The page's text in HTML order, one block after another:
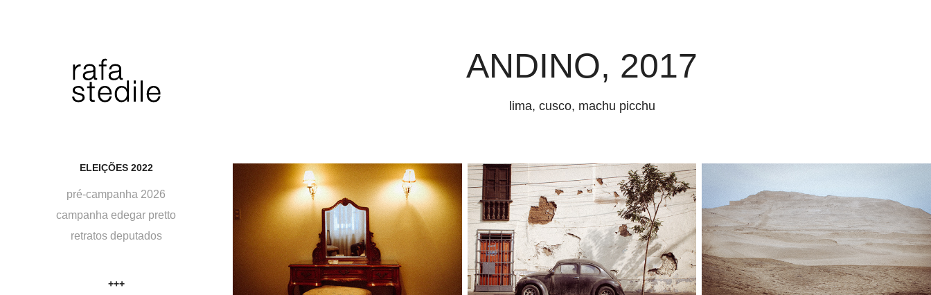
ELEIÇÕES 2022
pré-campanha 2026
campanha edegar pretto
retratos deputados
+++
ANDINO, 2017
lima, cusco, machu picchu